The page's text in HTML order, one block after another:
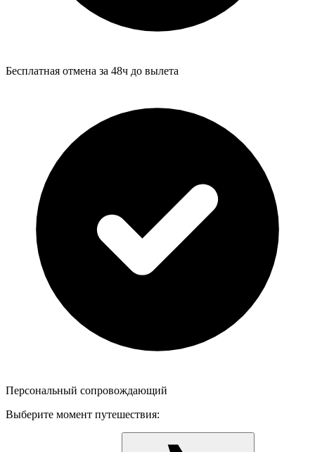
Бесплатная отмена за 48ч до вылета
Персональный сопровождающий
Выберите момент путешествия: